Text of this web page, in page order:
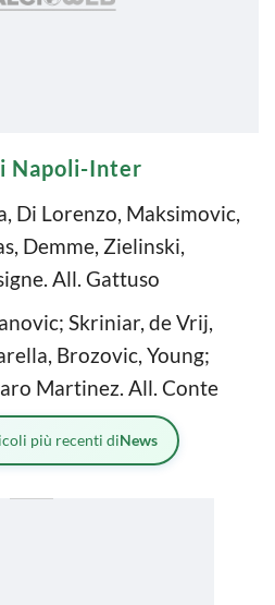
Napoli-Inter
Di Lorenzo, Maksimovic,
Demme, Zielinski,
All. Gattuso
Skriniar, de Vrij,
Brozovic, Young;
Martinez. All. Conte
più recenti diNews